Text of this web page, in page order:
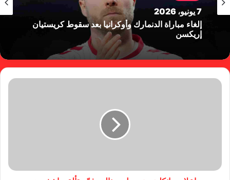
7 يونيو، 2026
إلغاء مباراة الدنمارك وأوكرانيا بعد سقوط كريستيان
إريكسن